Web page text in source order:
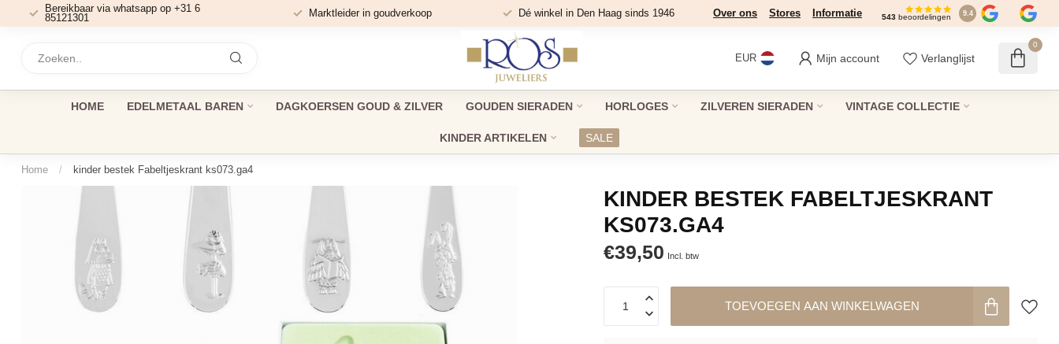
Bereikbaar via whatsapp op +31 6
85121301
Marktleider in goudverkoop Dé winkel in Den Haag sinds 1946 Over ons Stores Informatie 543 beoordelingen 9.4
EUR Mijn account Verlanglijst
0
HOME EDELMETAAL BAREN DAGKOERSEN GOUD & ZILVER GOUDEN SIERADEN HORLOGES ZILVEREN SIERADEN VINTAGE COLLECTIE
KINDER ARTIKELEN SALE
Home / kinder bestek Fabeltjeskrant ks073.ga4
KINDER BESTEK FABELTJESKRANT
KS073.GA4
€39,50 Incl. btw
TOEVOEGEN AAN WINKELWAGEN